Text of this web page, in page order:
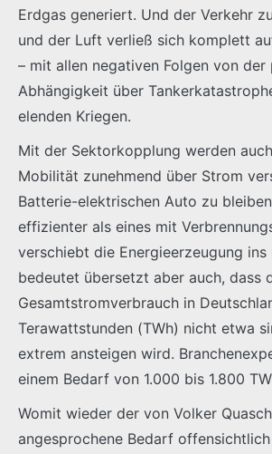
Erdgas generiert. Und der Verkehr
und der Luft verließ sich komplett
– mit allen negativen Folgen von der
Abhängigkeit über
elenden Kriegen.
Mit der Sektorkopplung werden
Mobilität zunehmend über Strom
Batterie-elektrischen Auto zu
effizienter als eines mit
verschiebt die Energieerzeugung ins
bedeutet übersetzt aber auch, dass
Gesamtstromverbrauch in
Terawattstunden (TWh) nicht etwa
extrem ansteigen wird.
einem Bedarf von 1.000 bis 1.800
Womit wieder der von Volker
angesprochene Bedarf